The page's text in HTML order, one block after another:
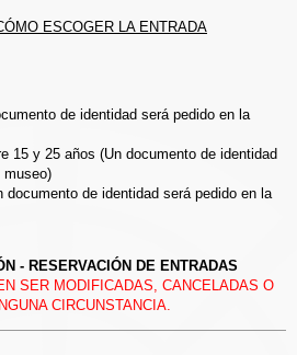
ESCOGER LA ENTRADA
de identidad será pedido en la
15 y 25 años (Un documento de identidad
museo)
de identidad será pedido en la
- RESERVACIÓN DE ENTRADAS
SER MODIFICADAS, CANCELADAS O
CIRCUNSTANCIA.